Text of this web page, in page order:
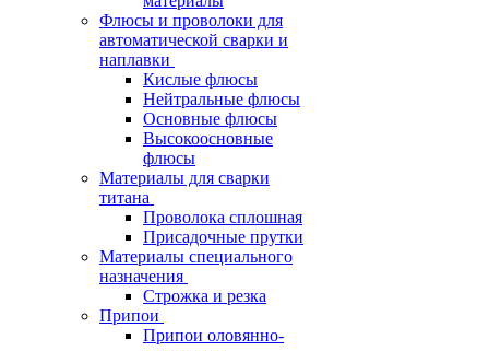
Флюсы и проволоки для
автоматической сварки и
наплавки
Кислые флюсы
Нейтральные флюсы
Основные флюсы
Высокоосновные
флюсы
Материалы для сварки
титана
Проволока сплошная
Присадочные прутки
Материалы специального
назначения
Строжка и резка
Припои
Припои оловянно-